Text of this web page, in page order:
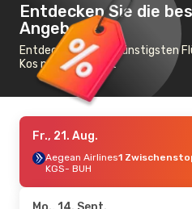
Entdecken Sie die
Angebote
Entdecken Sie die günstigsten
Kos nach Bukarest
Fr., 21. Aug.
Aegean Airlines1
KGS- BUH